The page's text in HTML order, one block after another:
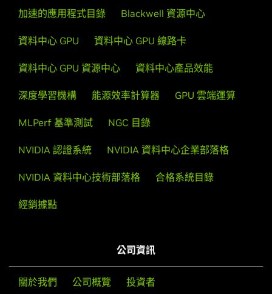
加速的應用程式目錄 Blackwell 資源中心
資料中心 GPU 資料中心 GPU 線路卡
資料中心 GPU 資源中心 資料中心產品效能
深度學習機構 能源效率計算器 GPU 雲端運算
MLPerf 基準測試 NGC 目錄
NVIDIA 認證系統 NVIDIA 資料中心企業部落格
NVIDIA 資料中心技術部落格 合格系統目錄
經銷據點
公司資訊
關於我們 公司概覽 投資者